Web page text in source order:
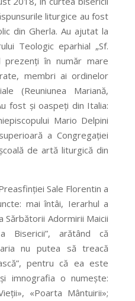
liturgice au fost
din Gherla. Au ajutat la
Teologic eparhial „Sf.
prezenți în număr mare
membri ai ordinelor
(Reuniunea Mariană,
fost și oaspeți din Italia:
Mario Delpini
a Congregației
de artă liturgică din
Sale Florentin a
mai întâi, Ierarhul a
Adormirii Maicii
Bisericii”, arătând că
nu putea să treacă
pentru că ea este
imnografia o numește:
«Poarta Mântuirii»;